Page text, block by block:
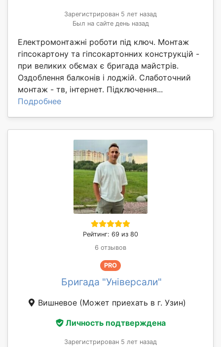
Зарегистрирован 5 лет назад
Был на сайте день назад
Електромонтажні роботи під ключ. Монтаж
гіпсокартону та гіпсокартонних конструкцій -
при великих обємах є бригада майстрів.
Оздоблення балконів і лоджій. Слаботочний
монтаж - тв, інтернет. Підключення...
Подробнее
Рейтинг: 69 из 80
6 отзывов
PRO
Бригада "Універсали"
Вишневое (Может приехать в г. Узин)
Личность подтверждена
Зарегистрирован 5 лет назад